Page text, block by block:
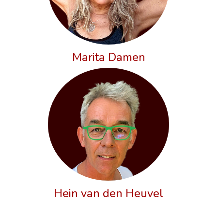
Marita Damen
Hein van den Heuvel